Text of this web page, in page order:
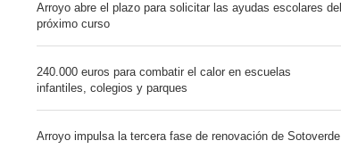
Arroyo abre el plazo para solicitar las ayudas escolares del
próximo curso
240.000 euros para combatir el calor en escuelas
infantiles, colegios y parques
Arroyo impulsa la tercera fase de renovación de Sotoverde